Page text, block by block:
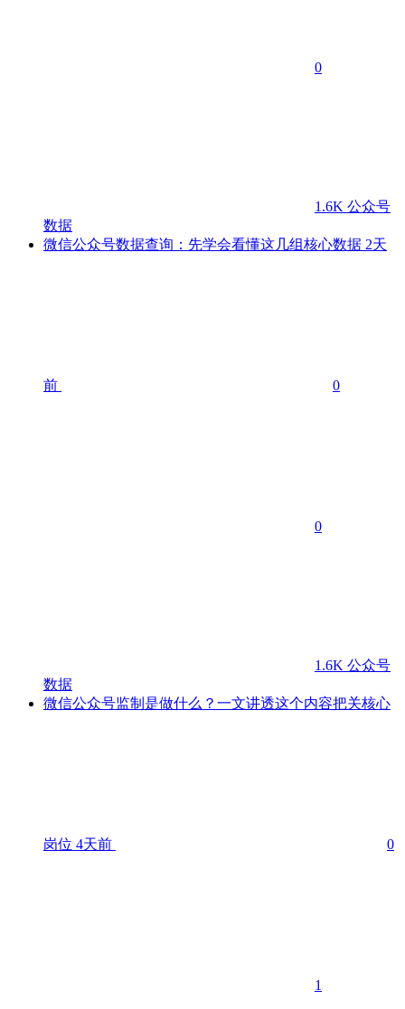
0
1.6K 公众号
数据
微信公众号数据查询：先学会看懂这几组核心数据 2天
前 0
0
1.6K 公众号
数据
微信公众号监制是做什么？一文讲透这个内容把关核心
岗位 4天前 0
1